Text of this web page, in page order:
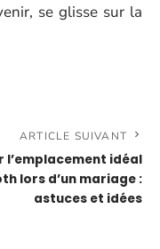
se glisse sur la
ARTICLE SUIVANT
l’emplacement idéal
lors d’un mariage :
astuces et idées